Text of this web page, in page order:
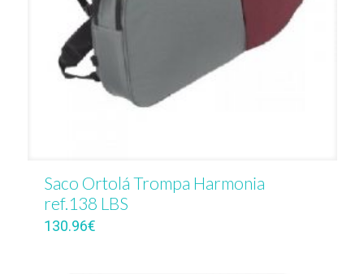
Saco Ortolá Trompa Harmonia
ref.138 LBS
130.96€